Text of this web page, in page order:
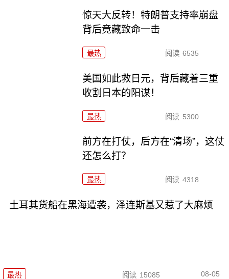
惊天大反转！特朗普支持率崩盘
背后竟藏致命一击
最热 阅读 6535
美国如此救日元，背后藏着三重
收割日本的阳谋！
最热 阅读 5300
前方在打仗，后方在“清场”，这仗
还怎么打？
最热 阅读 4318
土耳其货船在黑海遭袭，泽连斯基又惹了大麻烦
最热 阅读 15085 08-05